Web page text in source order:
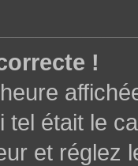
!
tel était le
et